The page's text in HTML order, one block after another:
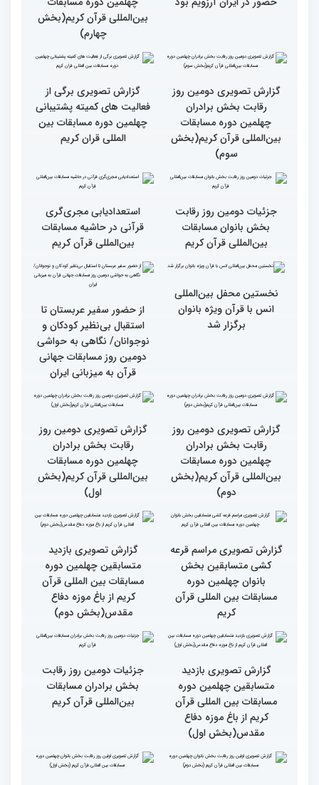
مسلمان باید اولین اولویت
باشد
انس با قرآن در روابط
اجتماعی افراد تأثیرگذار است
قاری آفریقایی: مسابقات
کشورهای زیادی رفته‌ام اما
حضور در ایران آرزویم بود
گزارش تصویری دومین روز
رقابت بخش برادران
بین‌المللی قرآن کریم(بخش
چهارم)
گزارش تصویری دومین روز
رقابت بخش برادران
بین‌المللی قرآن کریم(بخش
سوم)
گزارش تصویری برگی از
فعالیت های کمیته پشتیبانی
چهلمین دوره مسابقات بین
بین‌المللی قرآن کریم
استعدادیابی مجری‌گری
قرآنی در حاشیه مسابقات
بین‌المللی قرآن کریم
نخستین محفل بین‌المللی
انس با قرآن ویژه بانوان
برگزار شد
از حضور سفیر عربستان تا
استقبال بی‌نظیر کودکان و
نوجوانان/ نگاهی به حواشی
دومین روز مسابقات جهانی
قرآن به میزبانی ایران
گزارش تصویری دومین روز
رقابت بخش برادران
چهلمین دوره مسابقات
بین‌المللی قرآن کریم(بخش
دوم)
گزارش تصویری دومین روز
رقابت بخش برادران
چهلمین دوره مسابقات
بین‌المللی قرآن کریم(بخش
اول)
گزارش تصویری مراسم قرعه
کشی متسابقین بخش
بانوان چهلمین دوره
مسابقات بین المللی قرآن
کریم
گزارش تصویری بازدید
کریم از باغ موزه دفاع
مقدس(بخش دوم)